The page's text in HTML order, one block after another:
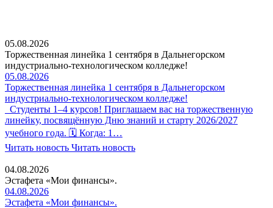
05.08.2026
Торжественная линейка 1 сентября в Дальнегорском
индустриально-технологическом колледже!
05.08.2026
Торжественная линейка 1 сентября в Дальнегорском
индустриально-технологическом колледже!
Студенты 1–4 курсов! Приглашаем вас на торжественную
линейку, посвящённую Дню знаний и старту 2026/2027
учебного года. 🗓 Когда: 1…
Читать новость Читать новость
04.08.2026
Эстафета «Мои финансы».
04.08.2026
Эстафета «Мои финансы».